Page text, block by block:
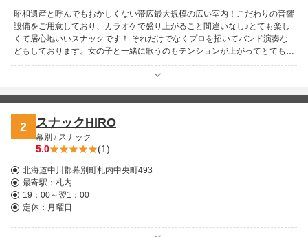
昭和遺産と呼んでもおかしくない帯広最大規模の広い室内！こだわりの音響
設備をご用意しており、カラオケで盛り上がること間違いなし♪とても楽し
くて居心地いいスナックです！ それだけでなくプロを招いてバンド演奏な
どもしております。女の子と一緒に歌うのもテンションが上がってとても楽
しいこと間違いなしです。お一人様から団体様のご来店を歓迎いたします！
2 スナックHIRO
幕別 / スナック
5.0 (1)
北海道中川郡幕別町札内中央町493
最寄駅： 札内
19：00～翌1：00
定休：月曜日